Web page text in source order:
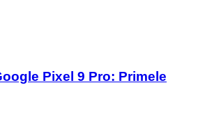
Pixel 9 Pro: Primele